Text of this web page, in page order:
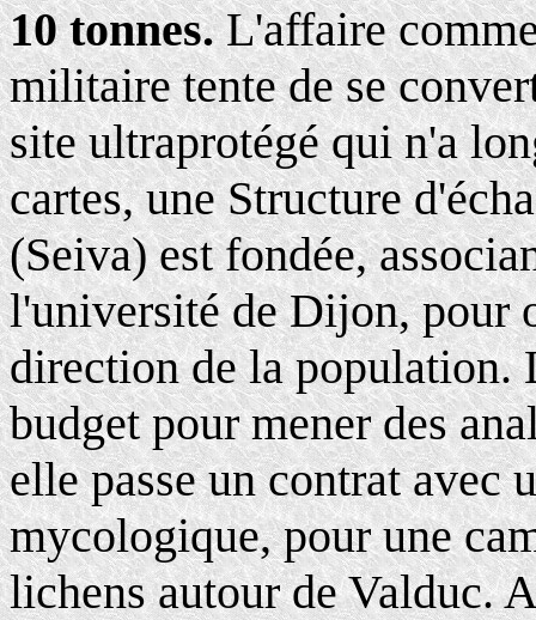
10 tonnes.L'affaire
militaire tente de se
site ultraprotégé qui n'a
cartes, une Structure
(Seiva) est fondée,
l'université de Dijon, pour
direction de la population.
budget pour mener des
elle passe un contrat avec
mycologique, pour une
lichens autour de Valduc.